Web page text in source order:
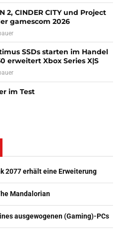
2, CINDER CITY und Project
gamescom 2026
SSDs starten im Handel
erweitert Xbox Series X|S
im Test
2077 erhält eine Erweiterung
Mandalorian
ausgewogenen (Gaming)-PCs